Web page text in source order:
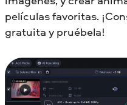
películas favoritas.
gratuita y pruébela!